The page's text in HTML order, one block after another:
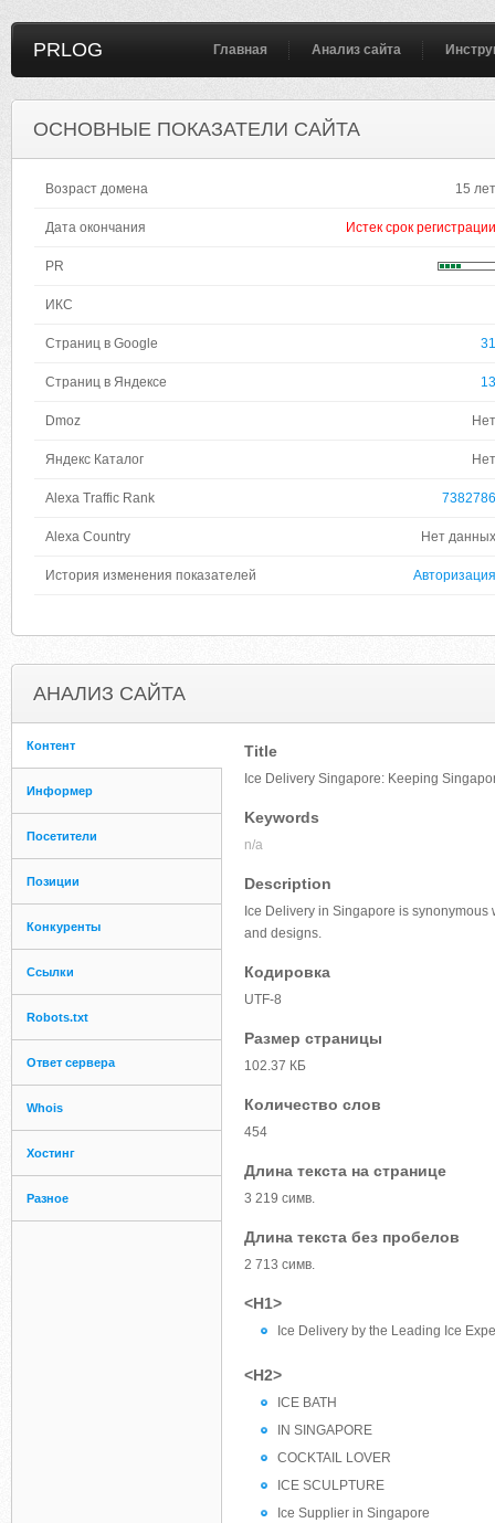
PRLOG Главная Анализ сайта
ОСНОВНЫЕ ПОКАЗАТЕЛИ САЙТА
Возраст домена 15 лет
Дата окончания Истек срок регистрации
PR
ИКС
Страниц в Google 31
Страниц в Яндексе 13
Dmoz Нет
Яндекс Каталог Нет
Alexa Traffic Rank 7382786
Alexa Country Нет данных
История изменения показателей Авторизация
АНАЛИЗ САЙТА
Контент
Информер
Посетители
Позиции
Конкуренты
Ссылки
Robots.txt
Ответ сервера
Whois
Хостинг
Разное
Title
Ice Delivery Singapore: Keeping
Keywords
n/a
Description
Ice Delivery in Singapore is
and designs.
Кодировка
UTF-8
Размер страницы
102.37 КБ
Количество слов
454
Длина текста на странице
3 219 симв.
Длина текста без пробелов
2 713 симв.
<H1>
Ice Delivery by the Leading Ice
<H2>
ICE BATH
IN SINGAPORE
COCKTAIL LOVER
ICE SCULPTURE
Ice Supplier in Singapore